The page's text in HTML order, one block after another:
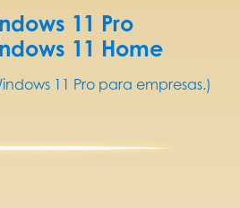
11 Pro
11 Home
11 Pro para empresas.)